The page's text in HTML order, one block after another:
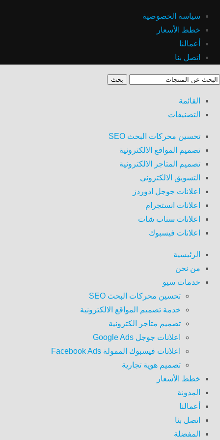
سياسة الخصوصية
خطط الأسعار
أعمالنا
اتصل بنا
بحث
القائمة
التصنيفات
تحسين محركات البحث SEO
تصميم المواقع الالكترونية
تصميم المتاجر الالكترونية
التسويق الالكتروني
اعلانات جوجل ادوردز
اعلانات انستجرام
اعلانات سناب شات
اعلانات فيسبوك
الرئيسية
من نحن
خدمات سيو
تحسين محركات البحث SEO
خدمة تصميم المواقع الالكترونية
تصميم متاجر الكترونية
اعلانات جوجل Google Ads
اعلانات فيسبوك الممولة Facebook Ads
تصميم هوية تجارية
خطط الأسعار
المدونة
أعمالنا
اتصل بنا
المفضلة